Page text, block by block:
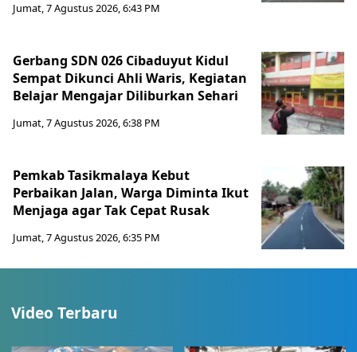
Jumat, 7 Agustus 2026, 6:43 PM
Gerbang SDN 026 Cibaduyut Kidul
Sempat Dikunci Ahli Waris, Kegiatan
Belajar Mengajar Diliburkan Sehari
Jumat, 7 Agustus 2026, 6:38 PM
Pemkab Tasikmalaya Kebut
Perbaikan Jalan, Warga Diminta Ikut
Menjaga agar Tak Cepat Rusak
Jumat, 7 Agustus 2026, 6:35 PM
Video Terbaru